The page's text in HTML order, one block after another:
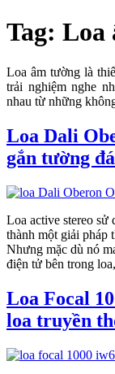
Tag: Loa
Loa âm tường là
trải nghiệm nghe
nhau từ những
Loa Dali
gắn tường
Loa active stereo sử
thành một giải pháp
Nhưng mặc dù nó
điện tử bên trong
Loa Focal
loa truyền